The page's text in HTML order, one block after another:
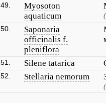
49.
Myosoton
aquaticum
50.
Saponaria
officinalis f.
pleniflora
51. Silene tatarica
52. Stellaria nemorum